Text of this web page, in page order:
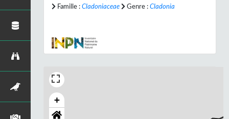
Famille : Cladoniaceae Genre : Cladonia
+